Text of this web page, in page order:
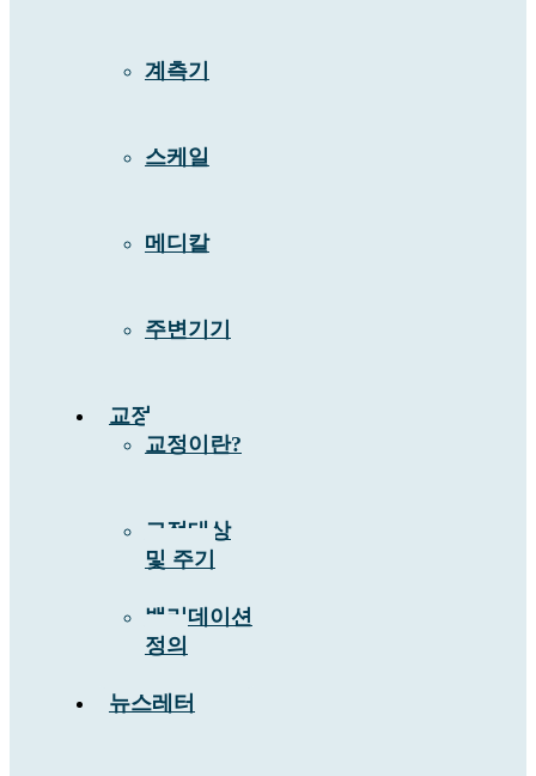
계측기
스케일
메디칼
주변기기
교정
교정이란?
교정대상
및 주기
밸리데이션
정의
뉴스레터